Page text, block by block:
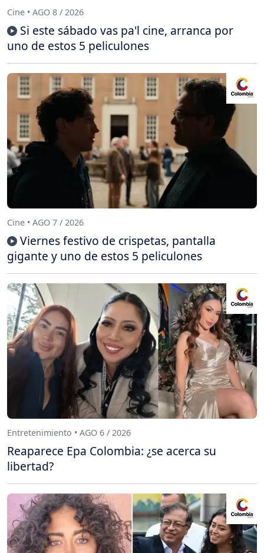
Cine • AGO 8 / 2026
Si este sábado vas pa'l cine, arranca por
uno de estos 5 peliculones
Cine • AGO 7 / 2026
Viernes festivo de crispetas, pantalla
gigante y uno de estos 5 peliculones
Entretenimiento • AGO 6 / 2026
Reaparece Epa Colombia: ¿se acerca su
libertad?